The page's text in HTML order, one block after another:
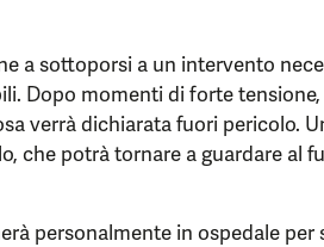
a sottoporsi a un intervento
Dopo momenti di forte
verrà dichiarata fuori pericolo.
che potrà tornare a guardare al
personalmente in ospedale per